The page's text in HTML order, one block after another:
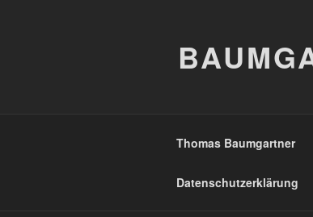
Thomas Baumgartner
Datenschutzerklärung